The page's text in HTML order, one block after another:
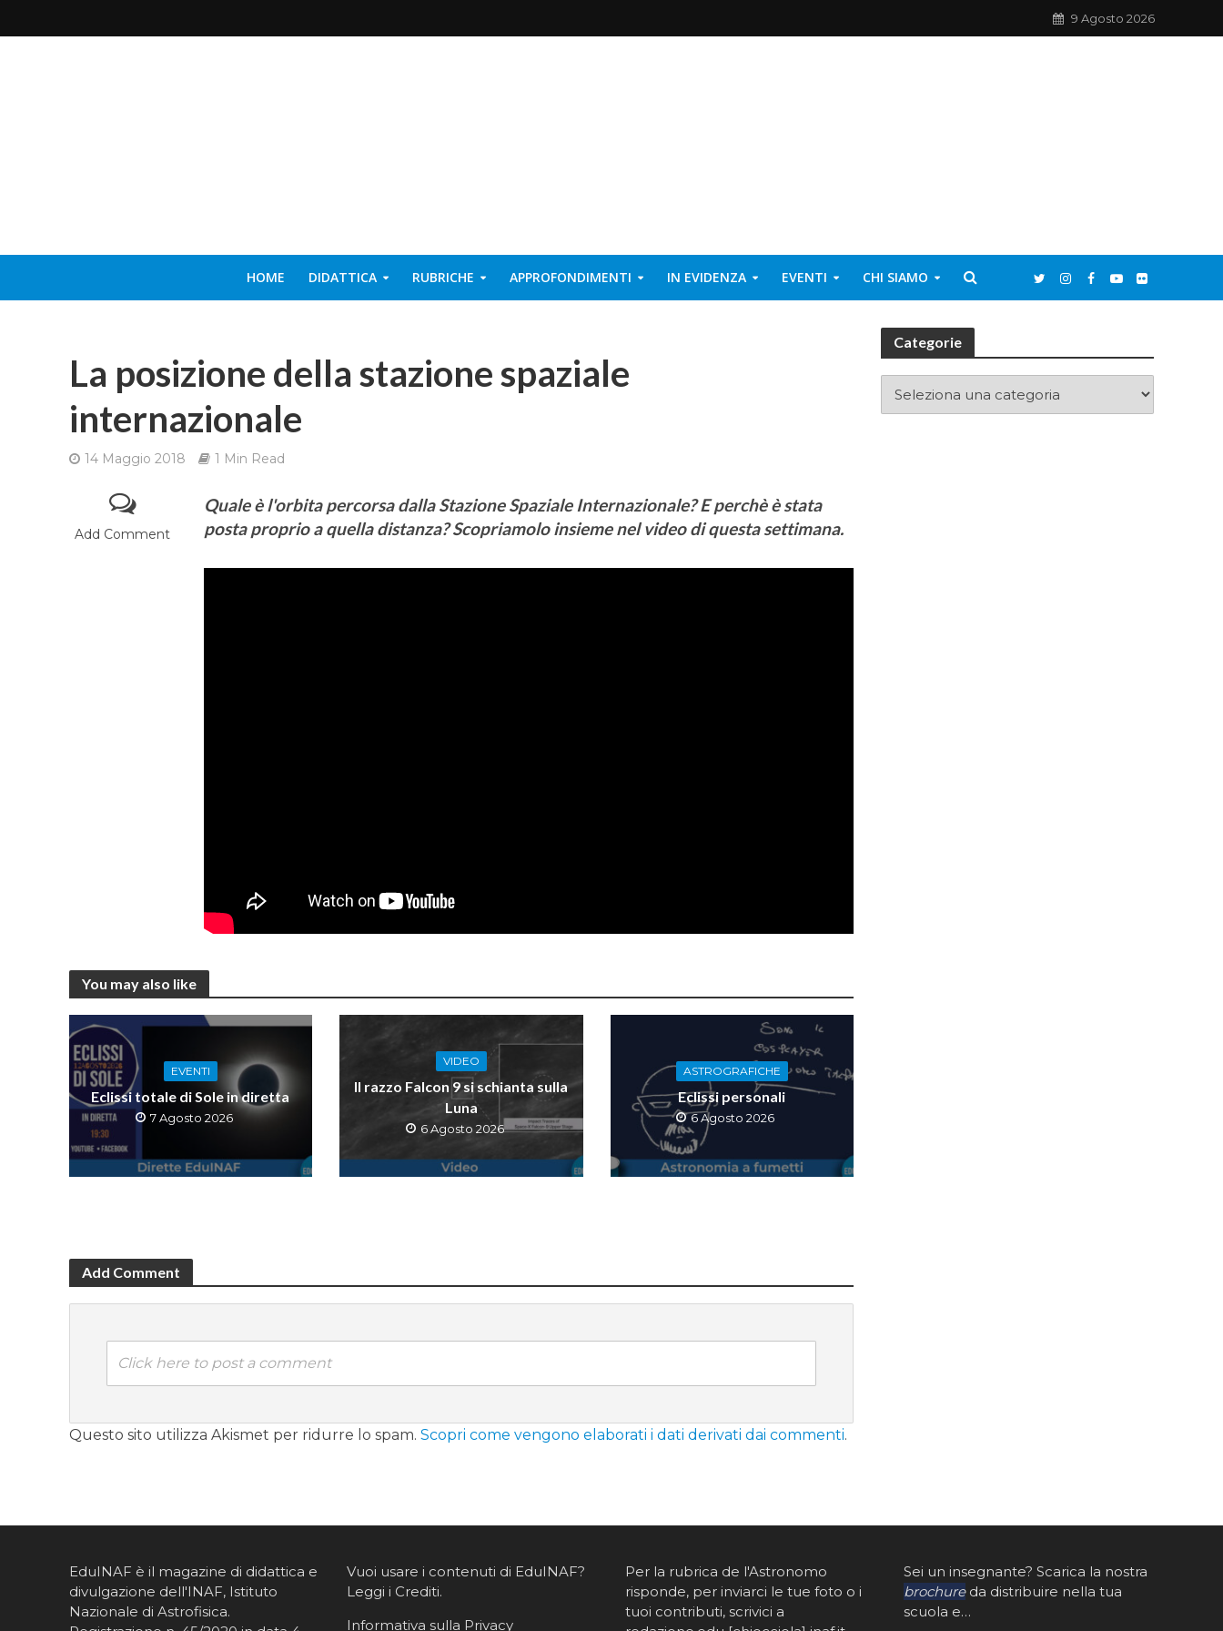
9 Agosto 2026
HOME DIDATTICA RUBRICHE APPROFONDIMENTI IN EVIDENZA EVENTI CHI SIAMO
La posizione della stazione spaziale
internazionale
14 Maggio 2018 1 Min Read
Add Comment
Quale è l'orbita percorsa dalla Stazione Spaziale Internazionale? E perchè è stata
posta proprio a quella distanza? Scopriamolo insieme nel video di questa settimana.
You may also like
EVENTI
Eclissi totale di Sole in diretta
7 Agosto 2026
VIDEO
Il razzo Falcon 9 si schianta sulla
Luna
6 Agosto 2026
ASTROGRAFICHE
Eclissi personali
6 Agosto 2026
Add Comment
Click here to post a comment
Questo sito utilizza Akismet per ridurre lo spam. Scopri come vengono elaborati i dati derivati dai commenti.
Categorie
EduINAF è il magazine di didattica e
divulgazione dell'INAF, Istituto
Nazionale di Astrofisica.
Vuoi usare i contenuti di EduINAF?
Leggi i Crediti.
Informativa sulla Privacy
Per la rubrica de l'Astronomo
risponde, per inviarci le tue foto o i
tuoi contributi, scrivici a
Sei un insegnante? Scarica la nostra
brochureda distribuire nella tua
scuola e…